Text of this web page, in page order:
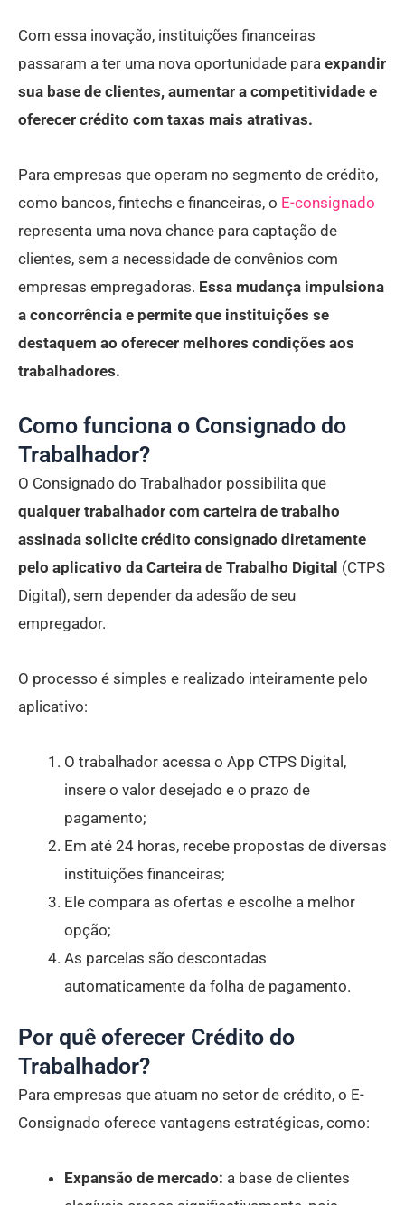
Com essa inovação, instituições financeiras
passaram a ter uma nova oportunidade para expandir
sua base de clientes, aumentar a competitividade e
oferecer crédito com taxas mais atrativas.
Para empresas que operam no segmento de crédito,
como bancos, fintechs e financeiras, o E-consignado
representa uma nova chance para captação de
clientes, sem a necessidade de convênios com
empresas empregadoras. Essa mudança impulsiona
a concorrência e permite que instituições se
destaquem ao oferecer melhores condições aos
trabalhadores.
Como funciona o Consignado do
Trabalhador?
O Consignado do Trabalhador possibilita que
qualquer trabalhador com carteira de trabalho
assinada solicite crédito consignado diretamente
pelo aplicativo da Carteira de Trabalho Digital (CTPS
Digital), sem depender da adesão de seu
empregador.
O processo é simples e realizado inteiramente pelo
aplicativo:
O trabalhador acessa o App CTPS Digital,
insere o valor desejado e o prazo de
pagamento;
Em até 24 horas, recebe propostas de diversas
instituições financeiras;
Ele compara as ofertas e escolhe a melhor
opção;
As parcelas são descontadas
automaticamente da folha de pagamento.
Por quê oferecer Crédito do
Trabalhador?
Para empresas que atuam no setor de crédito, o E-
Consignado oferece vantagens estratégicas, como:
Expansão de mercado: a base de clientes